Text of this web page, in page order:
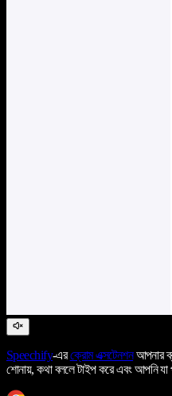
Speechify-এরক্রোম এক্সটেনশনআপনার
শোনায়, কথা বললে টাইপ করে এবং আপনি